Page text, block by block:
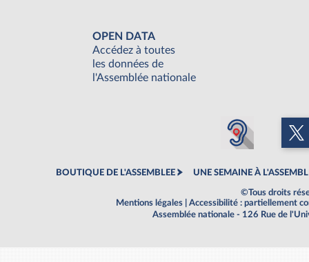
OPEN DATA
Accédez à toutes
les données de
l'Assemblée nationale
BOUTIQUE DE L'ASSEMBLEE UNE SEMAINE À
©Tous droits
Mentions légales
Accessibilité : partiellement
Assemblée nationale - 126 Rue de